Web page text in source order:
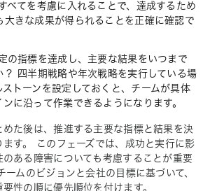
べてを考慮に入れることで、達成するため
大きな成果が得られることを正確に確認で
の指標を達成し、主要な結果をいつまで
？ 四半期戦略や年次戦略を実行している場
ストーンを設定しておくと、チームが具体
ンに沿って作業できるようになります。
めた後は、推進する主要な指標と結果を決
ます。 このフェーズでは、成功と実行に影
ある障害についても考慮することが重要
ームのビジョンと会社の目標に基づいて、
性の順に優先順位を付けます。